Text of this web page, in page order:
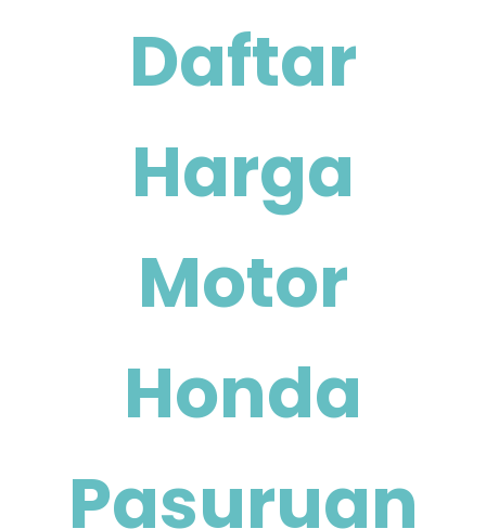
Daftar
Harga
Motor
Honda
Pasuruan